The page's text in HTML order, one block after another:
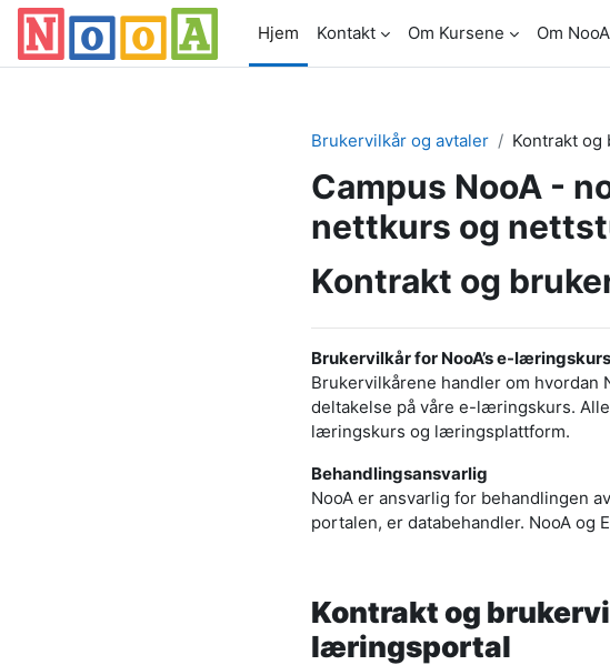
Gå til hovedinnhold
Hjem
Kontakt Om Kursene Om NooA
Brukervilkår og avtaler Kontrakt og
Campus NooA -
nettkurs og
Kontrakt og
Brukervilkår for NooA’s e-
Brukervilkårene handler om hvordan
deltakelse på våre e-læringskurs.
læringskurs og læringsplattform.
Behandlingsansvarlig
NooA er ansvarlig for behandlingen
portalen, er databehandler. NooA og
Kontrakt og
læringsportal